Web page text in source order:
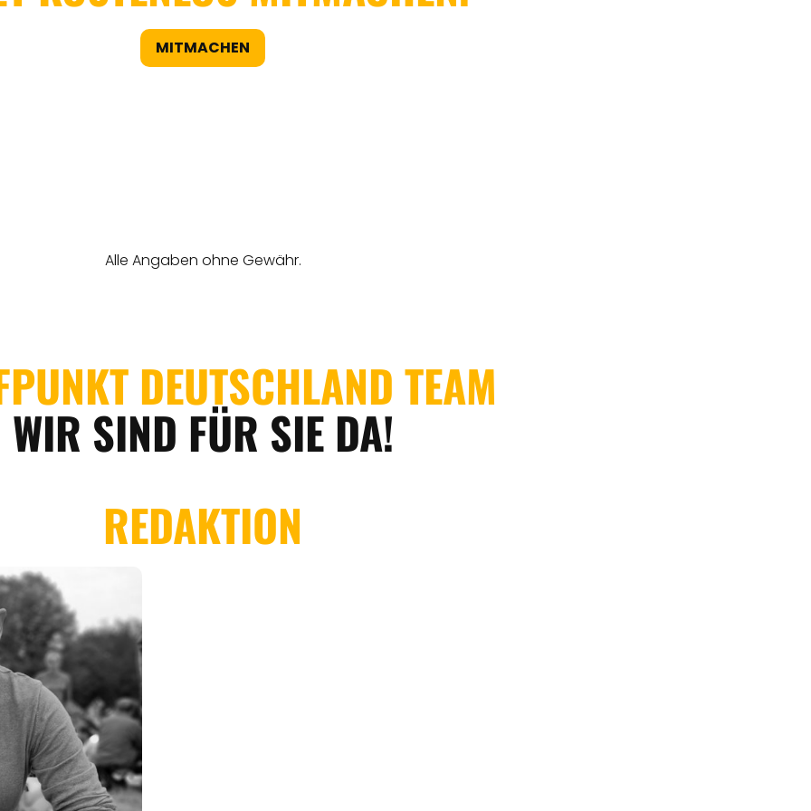
MITMACHEN